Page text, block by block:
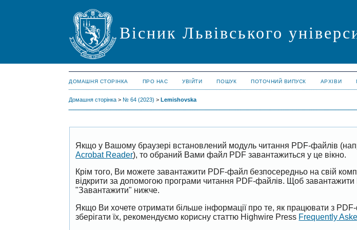
Вісник Львівського
ДОМАШНЯ СТОРІНКА ПРО НАС УВІЙТИ ПОШУК ПОТОЧНИЙ ВИПУСК АРХІВИ
Домашня сторінка > № 64 (2023) >Lemishovska
Якщо у Вашому браузері встановлений модуль читання PDF-файлів
Acrobat Reader), то обраний Вами файл PDF завантажиться у це вікно.
Крім того, Ви можете завантажити PDF-файл безпосередньо на свій
відкрити за допомогою програми читання PDF-файлів. Щоб
"Завантажити" нижче.
Якщо Ви хочете отримати більше інформації про те, як працювати з
зберігати їх, рекомендуємо корисну статтю Highwire Press Frequently